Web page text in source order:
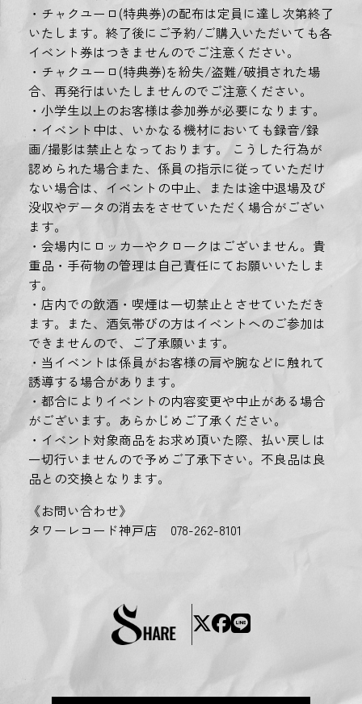
・チャクユーロ(特典券)の配布は定員に達し次第終了
いたします。終了後にご予約/ご購入いただいても各
イベント券はつきませんのでご注意ください。
・チャクユーロ(特典券)を紛失/盗難/破損された場
合、再発行はいたしませんのでご注意ください。
・小学生以上のお客様は参加券が必要になります。
・イベント中は、いかなる機材においても録音/録
画/撮影は禁止となっております。 こうした行為が
認められた場合また、係員の指示に従っていただけ
ない場合は、イベントの中止、または途中退場及び
没収やデータの消去をさせていただく場合がござい
ます。
・会場内にロッカーやクロークはございません。貴
重品・手荷物の管理は自己責任にてお願いいたしま
す。
・店内での飲酒・喫煙は一切禁止とさせていただき
ます。また、酒気帯びの方はイベントへのご参加は
できませんので、ご了承願います。
・当イベントは係員がお客様の肩や腕などに触れて
誘導する場合があります。
・都合によりイベントの内容変更や中止がある場合
がございます。あらかじめご了承ください。
・イベント対象商品をお求め頂いた際、払い戻しは
一切行いませんので予めご了承下さい。不良品は良
品との交換となります。
《お問い合わせ》
タワーレコード神戸店 078-262-8101